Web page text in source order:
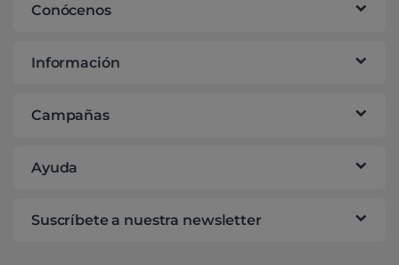
Conócenos
Información
Campañas
Ayuda
Suscríbete a nuestra newsletter